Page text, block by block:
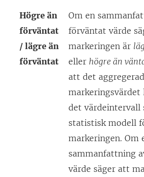
Högre än
förväntat
/ lägre än
förväntat
Om en
förväntat värde
markeringen är
eller högre än
att det
det värdeintervall
statistisk modell
markeringen. Om
sammanfattning
värde säger att